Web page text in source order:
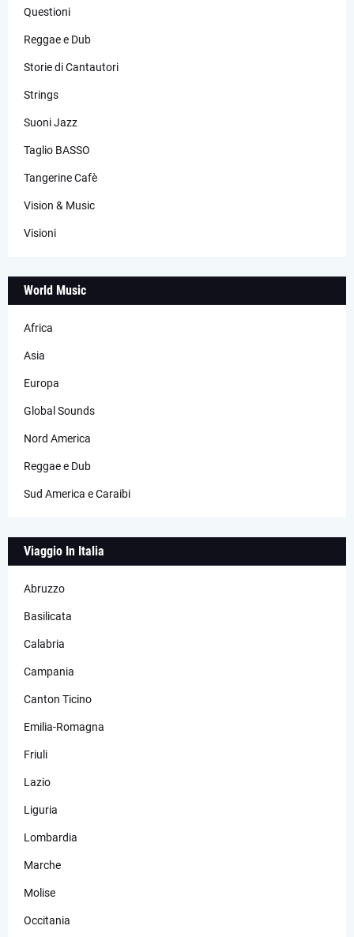
Questioni
Reggae e Dub
Storie di Cantautori
Strings
Suoni Jazz
Taglio BASSO
Tangerine Cafè
Vision & Music
Visioni
World Music
Africa
Asia
Europa
Global Sounds
Nord America
Reggae e Dub
Sud America e Caraibi
Viaggio In Italia
Abruzzo
Basilicata
Calabria
Campania
Canton Ticino
Emilia-Romagna
Friuli
Lazio
Liguria
Lombardia
Marche
Molise
Occitania